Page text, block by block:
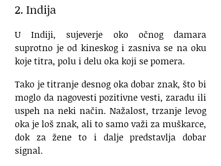
2. Indija
U Indiji, sujeverje oko očnog damara
suprotno je od kineskog i zasniva se na oku
koje titra, polu i delu oka koji se pomera.
Tako je titranje desnog oka dobar znak, što bi
moglo da nagovesti pozitivne vesti, zaradu ili
uspeh na neki način. Nažalost, trzanje levog
oka je loš znak, ali to samo važi za muškarce,
dok za žene to i dalje predstavlja dobar
signal.